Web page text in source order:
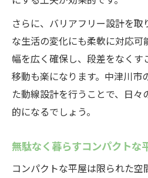
さらに、バリアフリー設計を取
な生活の変化にも柔軟に対応可
幅を広く確保し、段差をなく
移動も楽になります。中津川市
た動線設計を行うことで、日々
的になるでしょう。
無駄なく暮らすコンパクトな
コンパクトな平屋は限られた空